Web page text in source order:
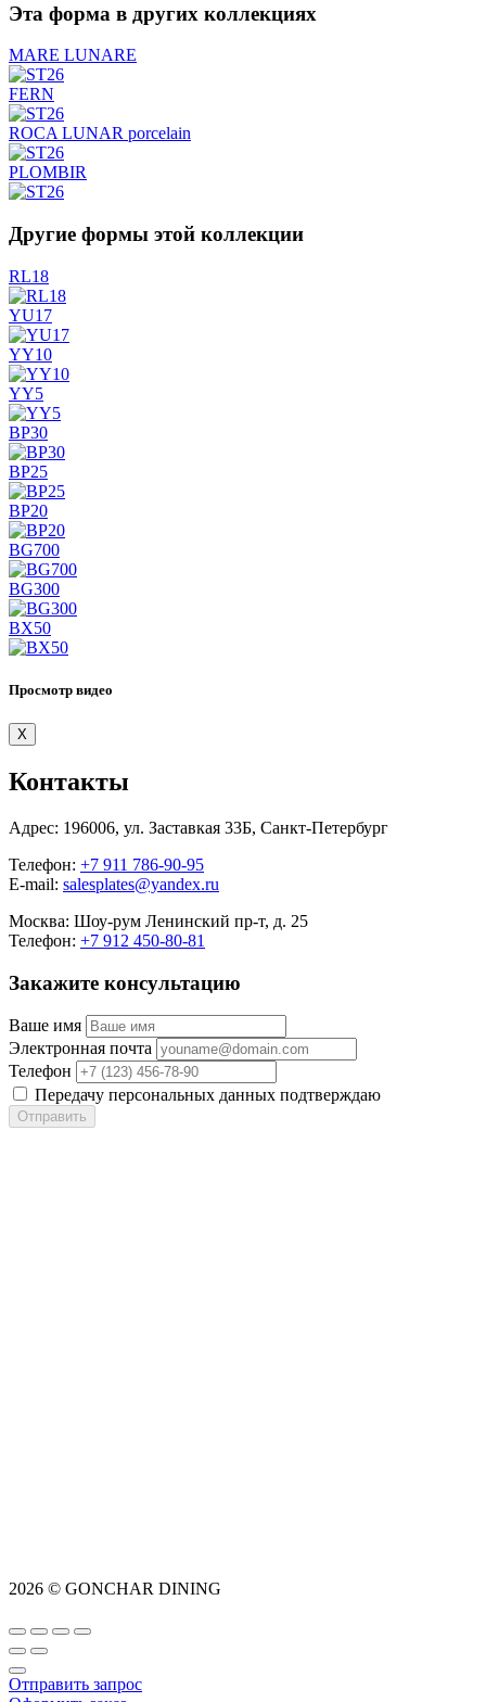
Эта форма в других коллекциях
MARE LUNARE
FERN
ROCA LUNAR porcelain
PLOMBIR
Другие формы этой коллекции
RL18
YU17
YY10
YY5
BP30
BP25
BP20
BG700
BG300
BX50
Просмотр видео
X
Контакты
Адрес: 196006, ул. Заставкая 33Б, Санкт-Петербург
Телефон: +7 911 786-90-95
E-mail: salesplates@yandex.ru
Москва: Шоу-рум Ленинский пр-т, д. 25
Телефон: +7 912 450-80-81
Закажите консультацию
Ваше имя
Электронная почта
Телефон
Передачу персональных данных подтверждаю
Отправить
2026 © GONCHAR DINING
Отправить запрос